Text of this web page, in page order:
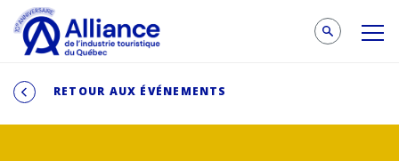
RETOUR AUX ÉVÉNEMENTS